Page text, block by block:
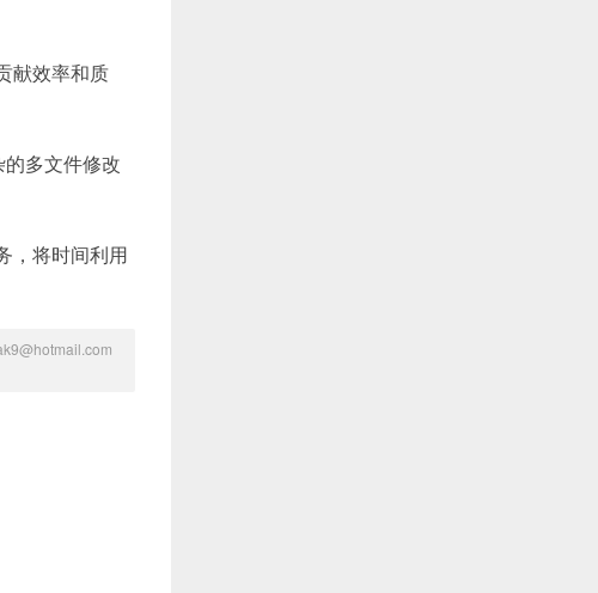
献效率和质
多文件修改
，将时间利用